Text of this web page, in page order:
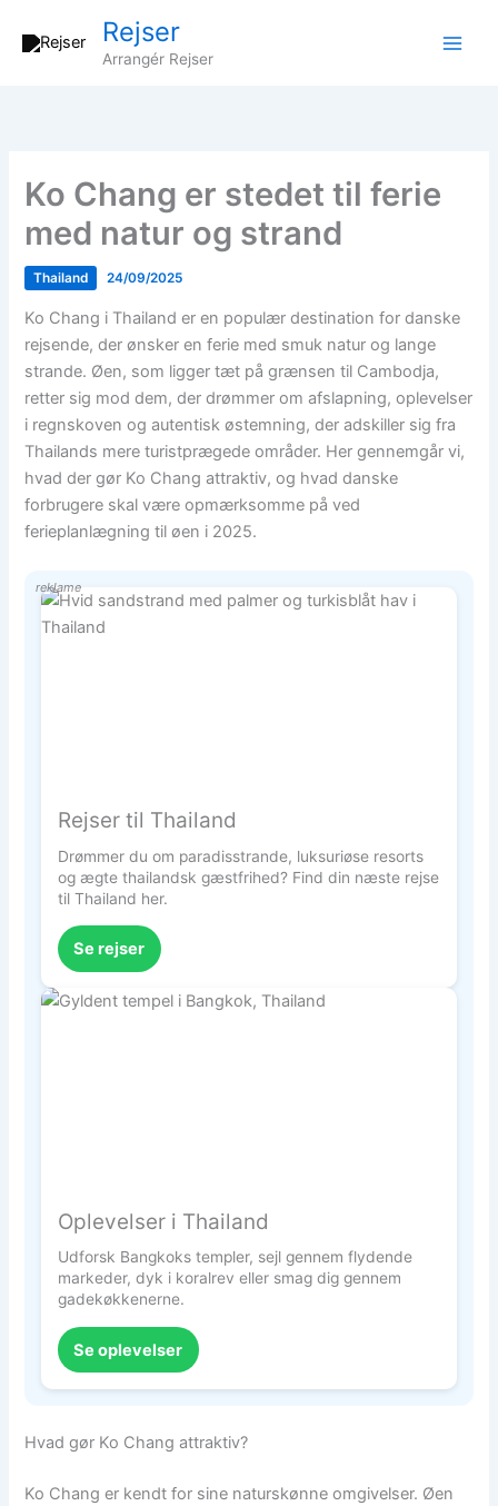
Rejser
Arrangér Rejser
Ko Chang er stedet til ferie
med natur og strand
Thailand 24/09/2025
Ko Chang i Thailand er en populær destination for danske
rejsende, der ønsker en ferie med smuk natur og lange
strande. Øen, som ligger tæt på grænsen til Cambodja,
retter sig mod dem, der drømmer om afslapning, oplevelser
i regnskoven og autentisk østemning, der adskiller sig fra
Thailands mere turistprægede områder. Her gennemgår vi,
hvad der gør Ko Chang attraktiv, og hvad danske
forbrugere skal være opmærksomme på ved
ferieplanlægning til øen i 2025.
reklame
Rejser til Thailand
Drømmer du om paradisstrande, luksuriøse resorts
og ægte thailandsk gæstfrihed? Find din næste rejse
til Thailand her.
Se rejser
Oplevelser i Thailand
Udforsk Bangkoks templer, sejl gennem flydende
markeder, dyk i koralrev eller smag dig gennem
gadekøkkenerne.
Se oplevelser
Hvad gør Ko Chang attraktiv?
Ko Chang er kendt for sine naturskønne omgivelser. Øen